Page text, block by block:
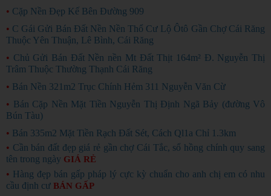
• Cặp Nền Đẹp Kế Bên Đường 909
• C Gái Gửi Bán Đất Nền Nền Thổ Cư Lộ Ôtô Gần Chợ Cái Răng
Thuộc Yên Thuận, Lê Bình, Cái Răng
• Chủ Gửi Bán Đất Nền nền Mt Đất Thịt 164m² Đ. Nguyễn Thị
Trâm Thuộc Thường Thạnh Cái Răng
• Bán Nền 321m2 Trục Chính Hẻm 311 Nguyễn Văn Cừ
• Bán Cặp Nền Mặt Tiền Nguyễn Thị Định Ngã Bảy (đường Vô
Bún Tàu)
• Bán 335m2 Mặt Tiền Rạch Đất Sét, Cách Ql1a Chỉ 1.3km
• Cần bán đất đẹp giá rẻ gần chợ Cái Tắc, sổ hồng chính quy sang
tên trong ngày GIÁ RẺ
• Hàng đẹp bán gấp pháp lý cực kỳ chuẩn cho anh chị em có nhu
cầu định cư BÁN GẤP